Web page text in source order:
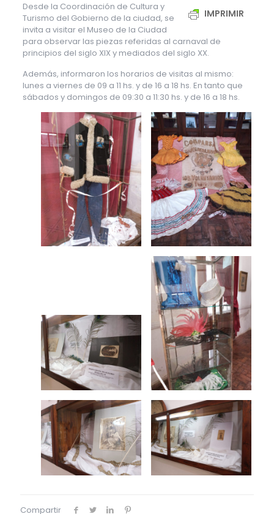
IMPRIMIR
Desde la Coordinación de Cultura y
Turismo del Gobierno de la ciudad, se
invita a visitar el Museo de la Ciudad
para observar las piezas referidas al carnaval de
principios del siglo XIX y mediados del siglo XX.
Además, informaron los horarios de visitas al mismo:
lunes a viernes de 09 a 11 hs. y de 16 a 18 hs. En tanto que
sábados y domingos de 09:30 a 11:30 hs. y de 16 a 18 hs.
Compartir